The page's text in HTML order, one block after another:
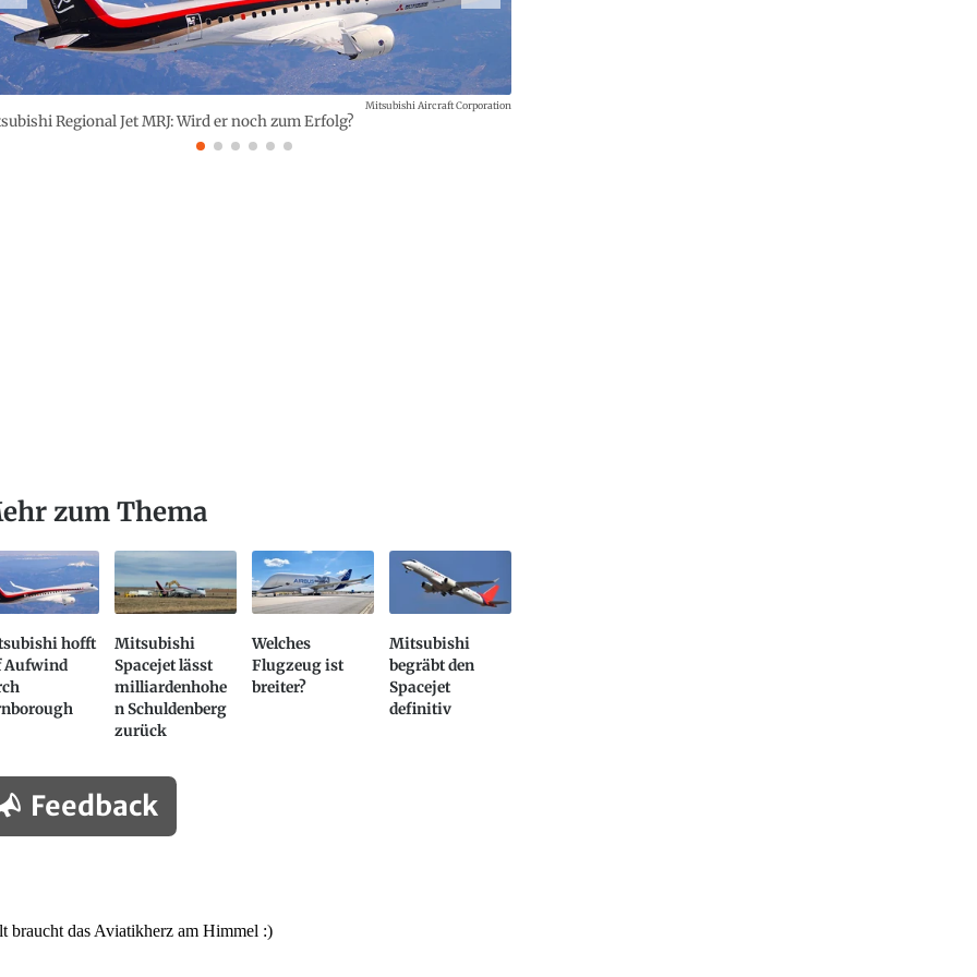
Regional Jet MRJ: Wird er noch zum Erfolg?
Mitsubishi Aircraft Corporation
zum Thema
hofft
Aufwind
Mitsubishi
Spacejet lässt
milliardenhohe
n Schuldenberg
zurück
Welches
Flugzeug ist
breiter?
Mitsubishi
begräbt den
Spacejet
definitiv
Feedback